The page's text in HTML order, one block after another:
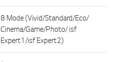
8 Mode (Vivid/Standard/Eco/
Cinema/Game/Photo/ isf
Expert1/isf Expert2)